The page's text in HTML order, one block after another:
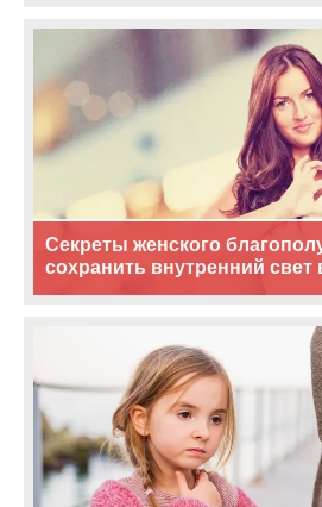
Секреты женского
сохранить внутренний